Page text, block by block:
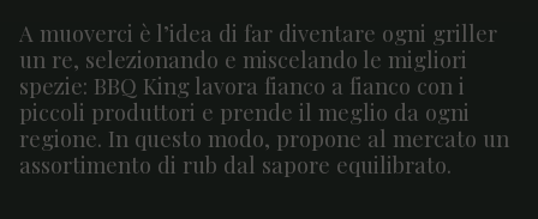
A muoverci è l’idea di far diventare ogni griller
un re, selezionando e miscelando le migliori
spezie: BBQ King lavora fianco a fianco con i
piccoli produttori e prende il meglio da ogni
regione. In questo modo, propone al mercato un
assortimento di rub dal sapore equilibrato.